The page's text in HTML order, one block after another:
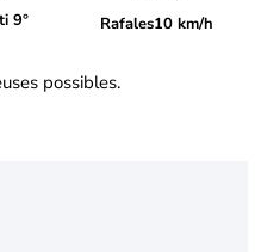
9° Rafales10 km/h
possibles.